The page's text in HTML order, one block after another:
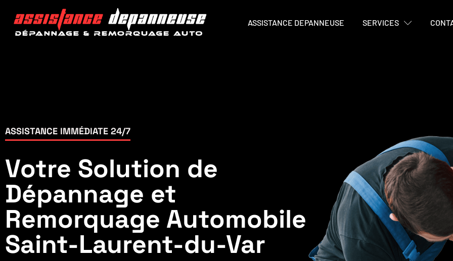
ASSISTANCE DEPANNEUSE SERVICES
ASSISTANCE IMMÉDIATE 24/7
Votre Solution de
Dépannage et
Remorquage Automobile
Saint-Laurent-du-Var